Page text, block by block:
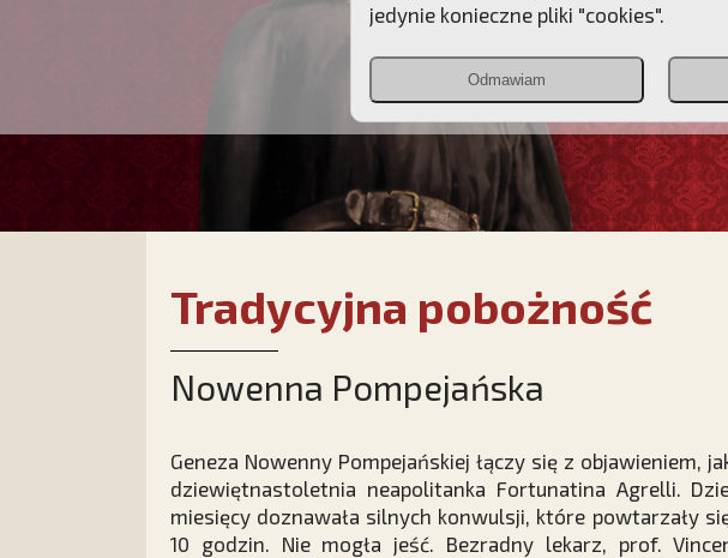
Tradycyjna pobożność
Nowenna Pompejańska
Geneza Nowenny Pompejańskiej łączy się z objawieniem,
dziewiętnastoletnia neapolitanka Fortunatina Agrelli.
miesięcy doznawała silnych konwulsji, które powtarzały
10 godzin. Nie mogła jeść. Bezradny lekarz, prof.
jedynie konieczne pliki "cookies".
Odmawiam